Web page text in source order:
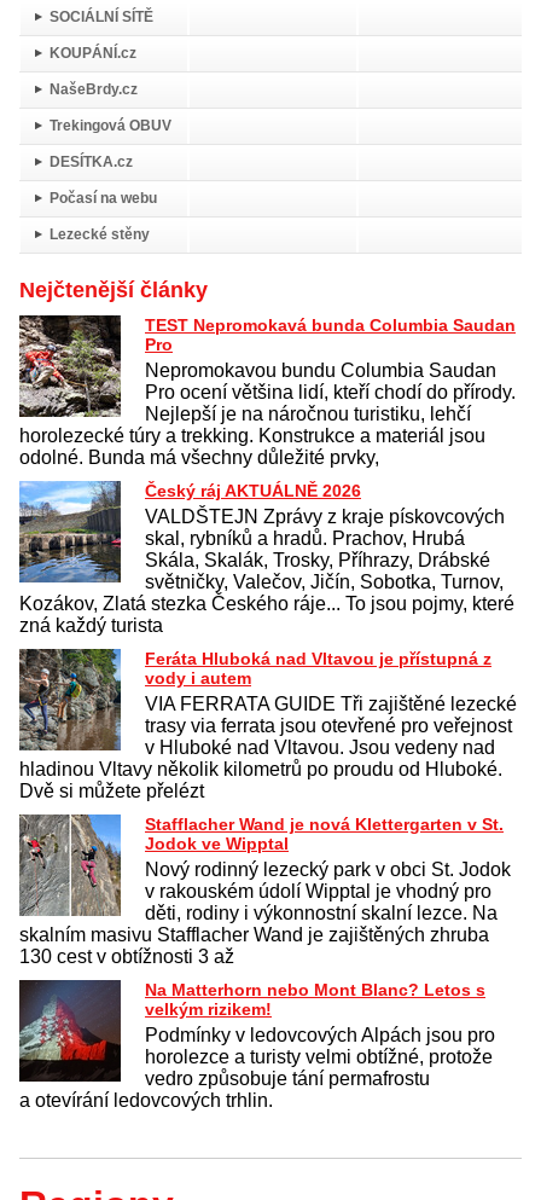
SOCIÁLNÍ SÍTĚ
KOUPÁNÍ.cz
NašeBrdy.cz
Trekingová OBUV
DESÍTKA.cz
Počasí na webu
Lezecké stěny
Nejčtenější články
TEST Nepromokavá bunda Columbia Saudan
Pro
Nepromokavou bundu Columbia Saudan
Pro ocení většina lidí, kteří chodí do přírody.
Nejlepší je na náročnou turistiku, lehčí
horolezecké túry a trekking. Konstrukce a materiál jsou
odolné. Bunda má všechny důležité prvky,
Český ráj AKTUÁLNĚ 2026
VALDŠTEJN Zprávy z kraje pískovcových
skal, rybníků a hradů. Prachov, Hrubá
Skála, Skalák, Trosky, Příhrazy, Drábské
světničky, Valečov, Jičín, Sobotka, Turnov,
Kozákov, Zlatá stezka Českého ráje... To jsou pojmy, které
zná každý turista
Feráta Hluboká nad Vltavou je přístupná z
vody i autem
VIA FERRATA GUIDE Tři zajištěné lezecké
trasy via ferrata jsou otevřené pro veřejnost
v Hluboké nad Vltavou. Jsou vedeny nad
hladinou Vltavy několik kilometrů po proudu od Hluboké.
Dvě si můžete přelézt
Stafflacher Wand je nová Klettergarten v St.
Jodok ve Wipptal
Nový rodinný lezecký park v obci St. Jodok
v rakouském údolí Wipptal je vhodný pro
děti, rodiny i výkonnostní skalní lezce. Na
skalním masivu Stafflacher Wand je zajištěných zhruba
130 cest v obtížnosti 3 až
Na Matterhorn nebo Mont Blanc? Letos s
velkým rizikem!
Podmínky v ledovcových Alpách jsou pro
horolezce a turisty velmi obtížné, protože
vedro způsobuje tání permafrostu
a otevírání ledovcových trhlin.